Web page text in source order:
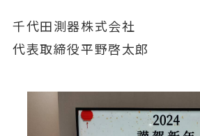
千代田測器株式会社
代表取締役平野啓太郎